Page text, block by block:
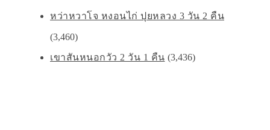
หว่าหวาโจ หงอนไก่ ปุยหลวง 3 วัน 2 คืน
(3,460)
เขาสันหนอกวัว 2 วัน 1 คืน (3,436)